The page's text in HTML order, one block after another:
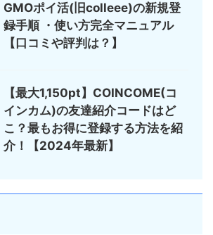
GMOポイ活(旧colleee)の新規登
録手順 ・使い方完全マニュアル
【口コミや評判は？】
【最大1,150pt】COINCOME(コ
インカム)の友達紹介コードはど
こ？最もお得に登録する方法を紹
介！【2024年最新】